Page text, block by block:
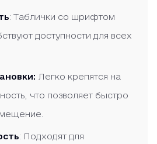
: Таблички со шрифтом
доступности для всех
Легко крепятся на
что позволяет быстро
: Подходят для